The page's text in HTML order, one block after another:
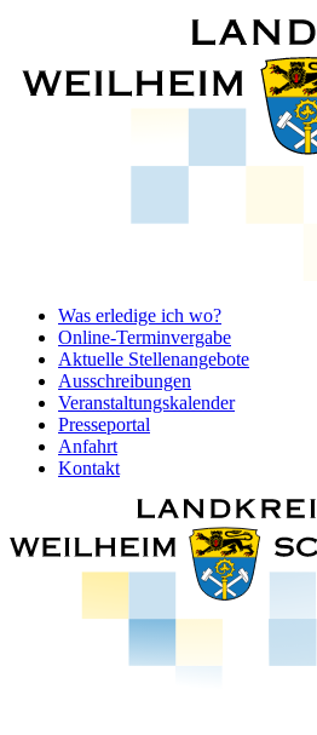
Was erledige ich wo?
Online-Terminvergabe
Aktuelle Stellenangebote
Ausschreibungen
Veranstaltungskalender
Presseportal
Anfahrt
Kontakt